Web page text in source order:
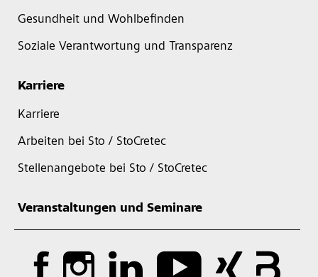
Gesundheit und Wohlbefinden
Soziale Verantwortung und Transparenz
Karriere
Karriere
Arbeiten bei Sto / StoCretec
Stellenangebote bei Sto / StoCretec
Veranstaltungen und Seminare